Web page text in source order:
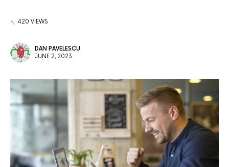
420 VIEWS
DAN PAVELESCU
JUNE 2, 2023